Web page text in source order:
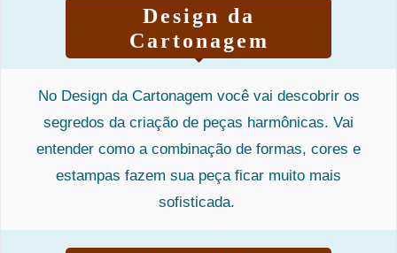
Design da
Cartonagem
No Design da Cartonagem você vai descobrir os
segredos da criação de peças harmônicas. Vai
entender como a combinação de formas, cores e
estampas fazem sua peça ficar muito mais
sofisticada.